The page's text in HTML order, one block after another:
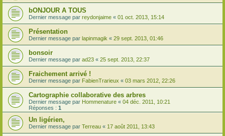
bONJOUR A TOUS
Dernier message par reydonjaime « 01 oct. 2013, 15:14
Présentation
Dernier message par lapinmagik « 29 sept. 2013, 01:46
bonsoir
Dernier message par ad23 « 25 sept. 2013, 22:37
Fraichement arrivé !
Dernier message par FabienTrarieux « 03 mars 2012, 22:26
Cartographie collaborative des arbres
Dernier message par Hommenature « 04 déc. 2011, 10:21
Réponses : 1
Un ligérien,
Dernier message par Terreau « 17 août 2011, 13:43